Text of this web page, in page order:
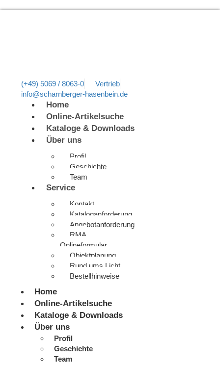
(+49) 5069 / 8063-0
Vertrieb
info@scharnberger-hasenbein.de
Home
Online-Artikelsuche
Kataloge & Downloads
Über uns
Profil
Geschichte
Team
Service
Kontakt
Kataloganforderung
Angebotanforderung
RMA
Onlineformular
Objektplanung
Rund ums Licht
Bestellhinweise
Home
Online-Artikelsuche
Kataloge & Downloads
Über uns
Profil
Geschichte
Team